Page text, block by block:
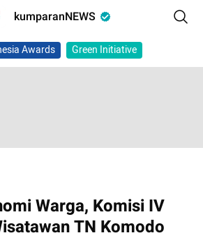
kumparanNEWS
Awards Green Initiative
Warga, Komisi IV
TN Komodo